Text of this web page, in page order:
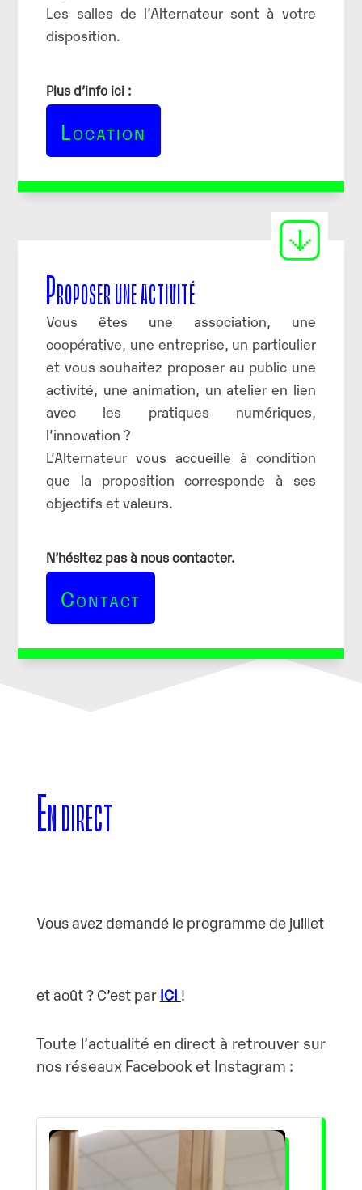
Les salles de l’Alternateur sont à votre
disposition.
Plus d’info ici :
Location
Proposer une activité
Vous êtes une association, une
coopérative, une entreprise, un particulier
et vous souhaitez proposer au public une
activité, une animation, un atelier en lien
avec les pratiques numériques,
l’innovation ?
L’Alternateur vous accueille à condition
que la proposition corresponde à ses
objectifs et valeurs.
N’hésitez pas à nous contacter.
Contact
En direct
Vous avez demandé le programme de juillet
et août ? C’est par ICI !
Toute l’actualité en direct à retrouver sur
nos réseaux Facebook et Instagram :